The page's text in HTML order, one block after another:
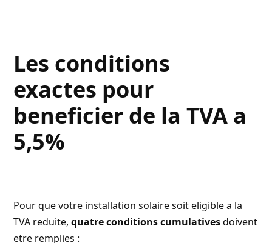
Les conditions
exactes pour
beneficier de la TVA a
5,5%
Pour que votre installation solaire soit eligible a la
TVA reduite,quatre conditions cumulativesdoivent
etre remplies :